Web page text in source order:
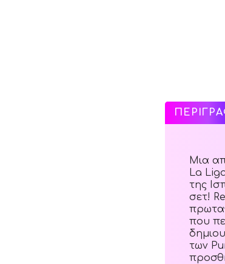
Μια
La
της
σετ!
που
των